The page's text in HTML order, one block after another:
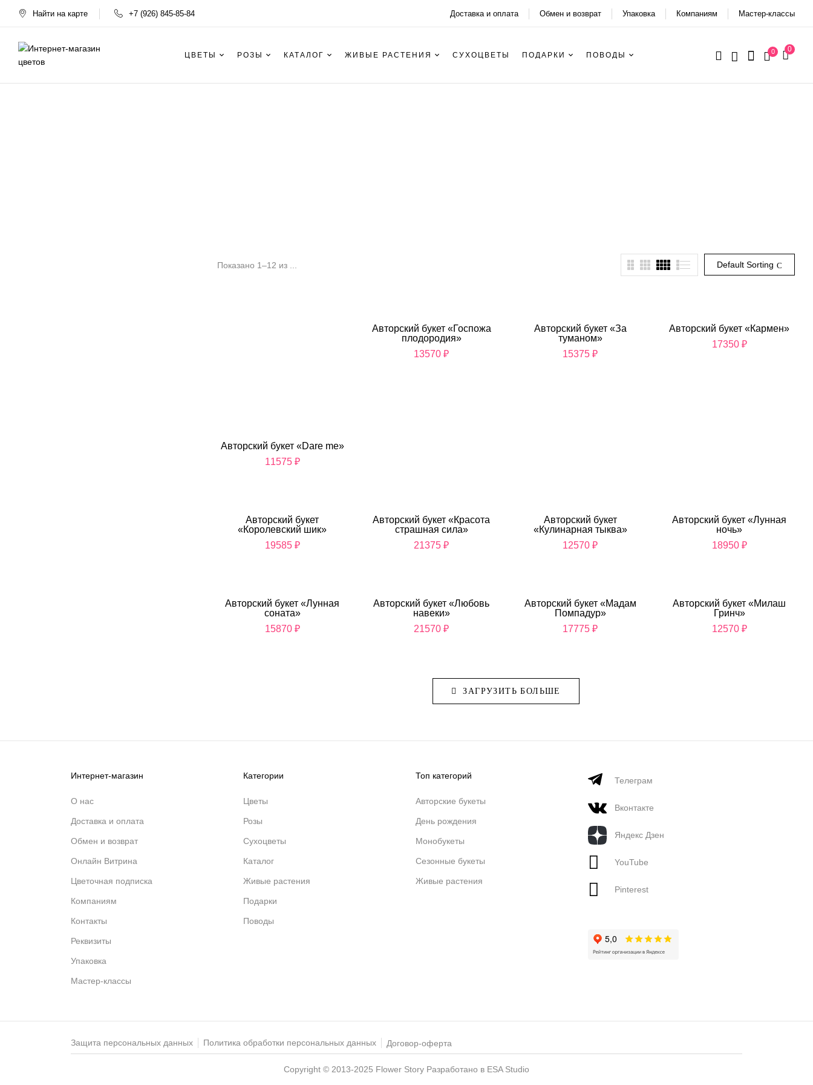
Найти на карте +7 (926) 845-85-84 Доставка и оплата Обмен и возврат Упаковка Компаниям Мастер-классы
ЦВЕТЫ РОЗЫ КАТАЛОГ ЖИВЫЕ РАСТЕНИЯ СУХОЦВЕТЫ ПОДАРКИ ПОВОДЫ 0 0
Default Sorting
Показано 1–12 из ...
Авторский букет «Dare me»
11575 ₽
Авторский букет «Госпожа
плодородия»
13570₽
Авторский букет «За
туманом»
15375₽
Авторский букет «Кармен»
17350 ₽
Авторский букет
«Королевский шик»
19585 ₽
Авторский букет «Красота
страшная сила»
21375₽
Авторский букет
«Кулинарная тыква»
12570₽
Авторский букет «Лунная
ночь»
18950 ₽
Авторский букет «Лунная
соната»
15870 ₽
Авторский букет «Любовь
навеки»
21570₽
Авторский букет «Мадам
Помпадур»
17775₽
Авторский букет «Милаш
Гринч»
12570 ₽
ЗАГРУЗИТЬ БОЛЬШЕ
Интернет-магазин
О нас
Доставка и оплата
Обмен и возврат
Онлайн Витрина
Цветочная подписка
Компаниям
Контакты
Реквизиты
Упаковка
Мастер-классы
Категории
Цветы
Розы
Сухоцветы
Каталог
Живые растения
Подарки
Поводы
Топ категорий
Авторские букеты
День рождения
Монобукеты
Сезонные букеты
Живые растения
Телеграм
Вконтакте
Яндекс Дзен
YouTube
Pinterest
Защита персональных данных Политика обработки персональных данных Договор-оферта
Copyright © 2013-2025 Flower Story Разработано в ESA Studio